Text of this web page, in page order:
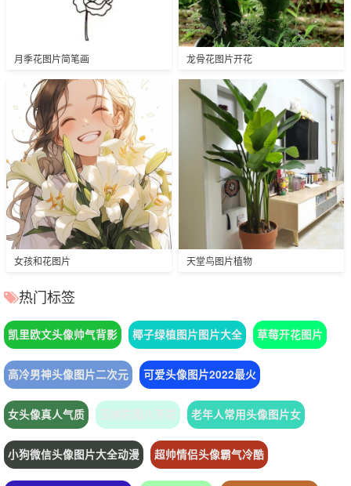
月季花图片简笔画 龙骨花图片开花
女孩和花图片 天堂鸟图片植物
热门标签
凯里欧文头像帅气背影 椰子绿植图片图片大全 草莓开花图片
高冷男神头像图片二次元 可爱头像图片2022最火
女头像真人气质 玉树花图片开花 老年人常用头像图片女
小狗微信头像图片大全动漫 超帅情侣头像霸气冷酷